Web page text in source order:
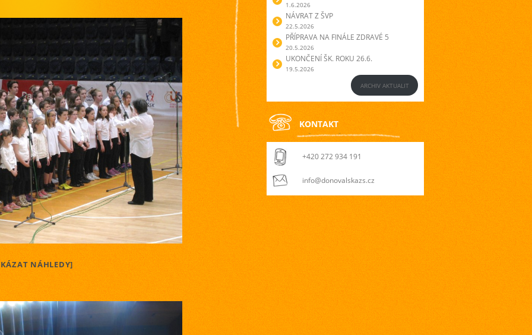
NÁHLEDY]
1.6.2026
NÁVRAT Z ŠVP
22.5.2026
PŘÍPRAVA NA FINÁLE ZDRAVÉ 5
20.5.2026
UKONČENÍ ŠK. ROKU 26.6.
19.5.2026
ARCHIV AKTUALIT
KONTAKT
+420 272 934 191
info@donovalskazs.cz